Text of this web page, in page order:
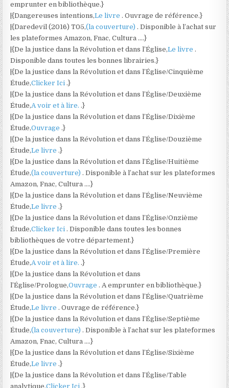
emprunter en bibliothèque.}
|{Dangereuses intentions,Le livre. Ouvrage de référence.}
|{Daredevil (2016) T05,(la couverture). Disponible à l’achat sur
les plateformes Amazon, Fnac, Cultura ….}
|{De la justice dans la Révolution et dans l’Église,Le livre.
Disponible dans toutes les bonnes librairies.}
|{De la justice dans la Révolution et dans l’Église/Cinquième
Étude,Clicker Ici.}
|{De la justice dans la Révolution et dans l’Église/Deuxième
Étude,A voir et à lire..}
|{De la justice dans la Révolution et dans l’Église/Dixième
Étude,Ouvrage.}
|{De la justice dans la Révolution et dans l’Église/Douzième
Étude,Le livre.}
|{De la justice dans la Révolution et dans l’Église/Huitième
Étude,(la couverture). Disponible à l’achat sur les plateformes
Amazon, Fnac, Cultura ….}
|{De la justice dans la Révolution et dans l’Église/Neuvième
Étude,Le livre.}
|{De la justice dans la Révolution et dans l’Église/Onzième
Étude,Clicker Ici. Disponible dans toutes les bonnes
bibliothèques de votre département.}
|{De la justice dans la Révolution et dans l’Église/Première
Étude,A voir et à lire..}
|{De la justice dans la Révolution et dans
l’Église/Prologue,Ouvrage. A emprunter en bibliothèque.}
|{De la justice dans la Révolution et dans l’Église/Quatrième
Étude,Le livre. Ouvrage de référence.}
|{De la justice dans la Révolution et dans l’Église/Septième
Étude,(la couverture). Disponible à l’achat sur les plateformes
Amazon, Fnac, Cultura ….}
|{De la justice dans la Révolution et dans l’Église/Sixième
Étude,Le livre.}
|{De la justice dans la Révolution et dans l’Église/Table
analytique,Clicker Ici .}